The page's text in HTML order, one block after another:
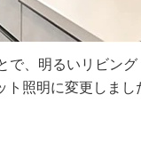
、明るいリビン
照明に変更しま